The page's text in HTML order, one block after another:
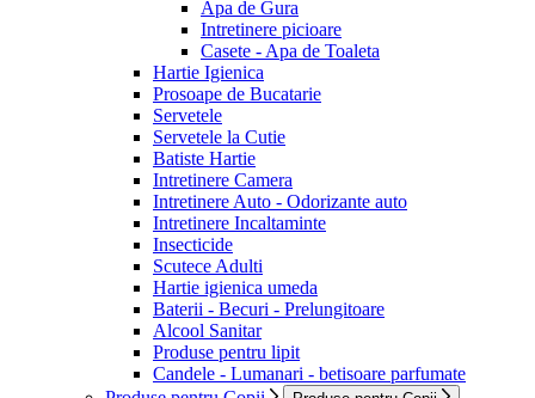
Apa de Gura
Intretinere picioare
Casete - Apa de Toaleta
Hartie Igienica
Prosoape de Bucatarie
Servetele
Servetele la Cutie
Batiste Hartie
Intretinere Camera
Intretinere Auto - Odorizante auto
Intretinere Incaltaminte
Insecticide
Scutece Adulti
Hartie igienica umeda
Baterii - Becuri - Prelungitoare
Alcool Sanitar
Produse pentru lipit
Candele - Lumanari - betisoare parfumate